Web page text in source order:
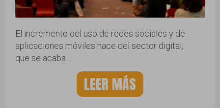
El incremento del uso de redes sociales y de
aplicaciones móviles hace del sector digital,
que se acaba…
LEER MÁS